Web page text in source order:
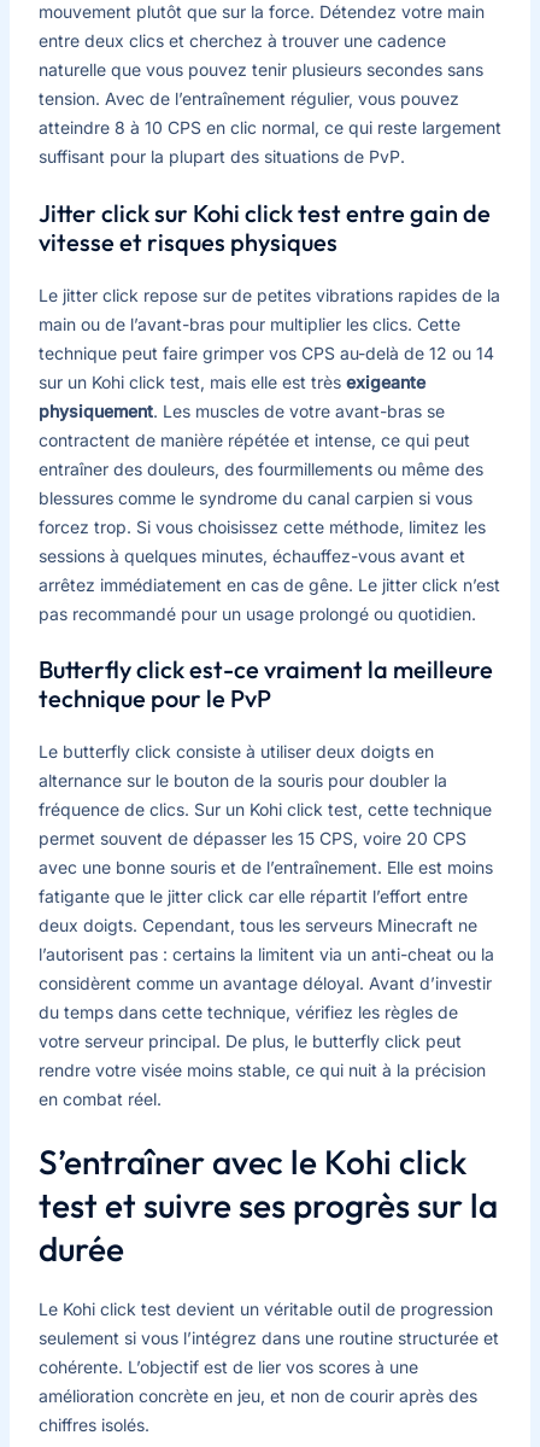
mouvement plutôt que sur la force. Détendez votre main
entre deux clics et cherchez à trouver une cadence
naturelle que vous pouvez tenir plusieurs secondes sans
tension. Avec de l’entraînement régulier, vous pouvez
atteindre 8 à 10 CPS en clic normal, ce qui reste largement
suffisant pour la plupart des situations de PvP.
Jitter click sur Kohi click test entre gain de
vitesse et risques physiques
Le jitter click repose sur de petites vibrations rapides de la
main ou de l’avant-bras pour multiplier les clics. Cette
technique peut faire grimper vos CPS au-delà de 12 ou 14
sur un Kohi click test, mais elle est très exigeante
physiquement. Les muscles de votre avant-bras se
contractent de manière répétée et intense, ce qui peut
entraîner des douleurs, des fourmillements ou même des
blessures comme le syndrome du canal carpien si vous
forcez trop. Si vous choisissez cette méthode, limitez les
sessions à quelques minutes, échauffez-vous avant et
arrêtez immédiatement en cas de gêne. Le jitter click n’est
pas recommandé pour un usage prolongé ou quotidien.
Butterfly click est-ce vraiment la meilleure
technique pour le PvP
Le butterfly click consiste à utiliser deux doigts en
alternance sur le bouton de la souris pour doubler la
fréquence de clics. Sur un Kohi click test, cette technique
permet souvent de dépasser les 15 CPS, voire 20 CPS
avec une bonne souris et de l’entraînement. Elle est moins
fatigante que le jitter click car elle répartit l’effort entre
deux doigts. Cependant, tous les serveurs Minecraft ne
l’autorisent pas : certains la limitent via un anti-cheat ou la
considèrent comme un avantage déloyal. Avant d’investir
du temps dans cette technique, vérifiez les règles de
votre serveur principal. De plus, le butterfly click peut
rendre votre visée moins stable, ce qui nuit à la précision
en combat réel.
S’entraîner avec le Kohi click
test et suivre ses progrès sur la
durée
Le Kohi click test devient un véritable outil de progression
seulement si vous l’intégrez dans une routine structurée et
cohérente. L’objectif est de lier vos scores à une
amélioration concrète en jeu, et non de courir après des
chiffres isolés.